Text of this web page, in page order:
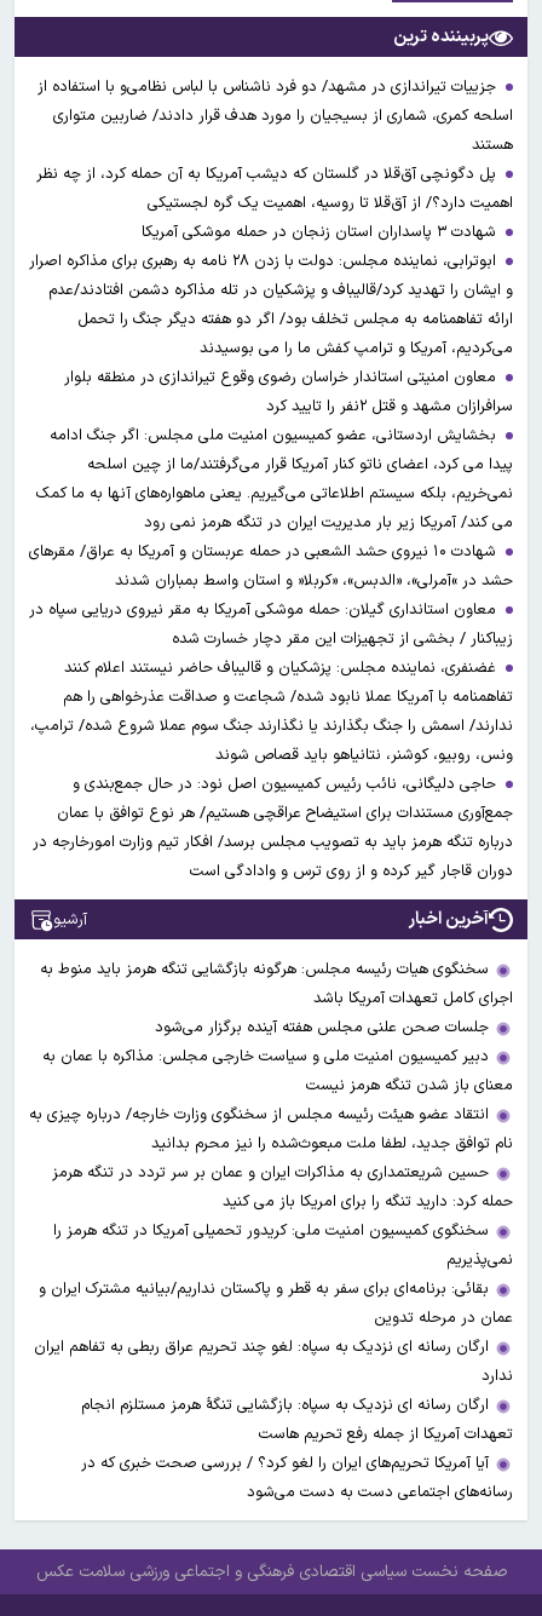
پربیننده ترین
جزییات تیراندازی در مشهد/ دو فرد ناشناس با لباس نظامی‌و با استفاده از
اسلحه کمری، شماری از بسیجیان را مورد هدف قرار دادند/ ضاربین متواری
هستند
پل دگونچی آق‌قلا در گلستان که دیشب آمریکا به آن حمله کرد، از چه نظر
اهمیت دارد؟/ از آق‌قلا تا روسیه، اهمیت یک گره لجستیکی
شهادت ۳ ‌پاسداران استان زنجان در حمله موشکی آمریکا
ابوترابی، نماینده مجلس: دولت با زدن ۲۸ نامه به رهبری برای مذاکره اصرار
و ایشان را تهدید کرد/قالیباف و پزشکیان در تله مذاکره دشمن افتادند/عدم
ارائه تفاهمنامه به مجلس تخلف بود/ اگر دو هفته دیگر جنگ را تحمل
می‌کردیم، آمریکا و ترامپ کفش ما را می بوسیدند
معاون امنیتی استاندار خراسان رضوی وقوع تیراندازی در منطقه بلوار
سرافرازان مشهد و قتل ۲نفر را تایید کرد
بخشایش اردستانی، عضو کمیسیون امنیت ملی مجلس: اگر جنگ ادامه
پیدا می کرد، اعضای ناتو کنار آمریکا قرار می‌گرفتند/ما از چین اسلحه
نمی‌خریم، بلکه سیستم اطلاعاتی می‌گیریم. یعنی ماهواره‌های آنها به ما کمک
می کند/ آمریکا زیر بار مدیریت ایران در تنگه هرمز نمی رود
شهادت ۱۰ نیروی حشد الشعبی در حمله عربستان و آمریکا به عراق/ مقرهای
حشد در »آمرلی»، «الدبس»، «کربلا« و استان واسط بمباران شدند
معاون استانداری گیلان: حمله موشکی آمریکا به مقر نیروی دریایی سپاه در
زیباکنار / بخشی از تجهیزات این مقر دچار خسارت شده
غضنفری، نماینده مجلس: پزشکیان و قالیباف حاضر نیستند اعلام کنند
تفاهمنامه با آمریکا عملا نابود شده/ شجاعت و صداقت عذرخواهی را هم
ندارند/ اسمش را جنگ بگذارند یا نگذارند جنگ سوم عملا شروع شده/ ترامپ،
ونس، روبیو، کوشنر، نتانیاهو باید قصاص شوند
حاجی دلیگانی، نائب رئیس کمیسیون اصل نود: در حال جمع‌بندی و
جمع‌آوری مستندات برای استیضاح عراقچی هستیم/ هر نوع توافق با عمان
درباره تنگه هرمز باید به تصویب مجلس برسد/ افکار تیم وزارت امورخارجه در
دوران قاجار گیر کرده و از روی ترس و وادادگی است
آخرین اخبار آرشیو
سخنگوی هیات رئیسه مجلس: هرگونه بازگشایی تنگه هرمز باید منوط به
اجرای کامل تعهدات آمریکا باشد
جلسات صحن علنی مجلس هفته آینده برگزار می‌شود
دبیر کمیسیون امنیت ملی و سیاست خارجی مجلس: مذاکره با عمان به
معنای باز شدن تنگه هرمز نیست
انتقاد عضو هیئت رئیسه مجلس از سخنگوی وزارت خارجه/ درباره چیزی به
نام توافق جدید، لطفا ملت مبعوث‌شده را نیز محرم بدانید
حسین شریعتمداری به مذاکرات ایران و عمان بر سر تردد در تنگه هرمز
حمله کرد: دارید تنگه را برای امریکا باز می کنید
سخنگوی کمیسیون امنیت ملی: کریدور تحمیلی آمریکا در تنگه هرمز را
نمی‌پذیریم
بقائی: برنامه‌ای برای سفر به قطر و پاکستان نداریم/بیانیه مشترک ایران و
عمان در مرحله تدوین
ارگان رسانه ای نزدیک به سپاه: لغو چند تحریم عراق ربطی به تفاهم ایران
ندارد
ارگان رسانه ای نزدیک به سپاه: بازگشایی تنگۀ هرمز مستلزم انجام
تعهدات آمریکا از جمله رفع تحریم هاست
آیا آمریکا تحریم‌های ایران را لغو کرد؟ / بررسی صحت خبری که در
رسانه‌های اجتماعی دست به دست می‌شود
صفحه نخست سیاسی اقتصادی فرهنگی و اجتماعی ورزشی سلامت عکس